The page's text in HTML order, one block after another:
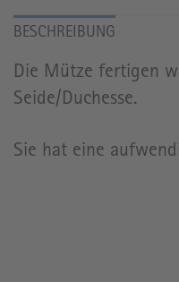
Die Mütze fertigen
Seide/Duchesse.
Sie hat eine